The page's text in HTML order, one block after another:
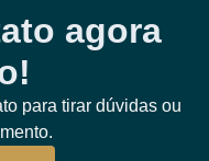
agora
para tirar dúvidas ou